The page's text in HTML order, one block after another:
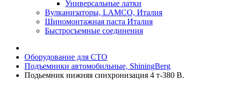
Универсальные латки
Вулканизаторы, LAMCO, Италия
Шиномонтажная паста Италия
Быстросъемные соединения
Оборудование для СТО
Подъемники автомобильные, ShiningBerg
Подьемник нижняя синхронизация 4 т-380 В.